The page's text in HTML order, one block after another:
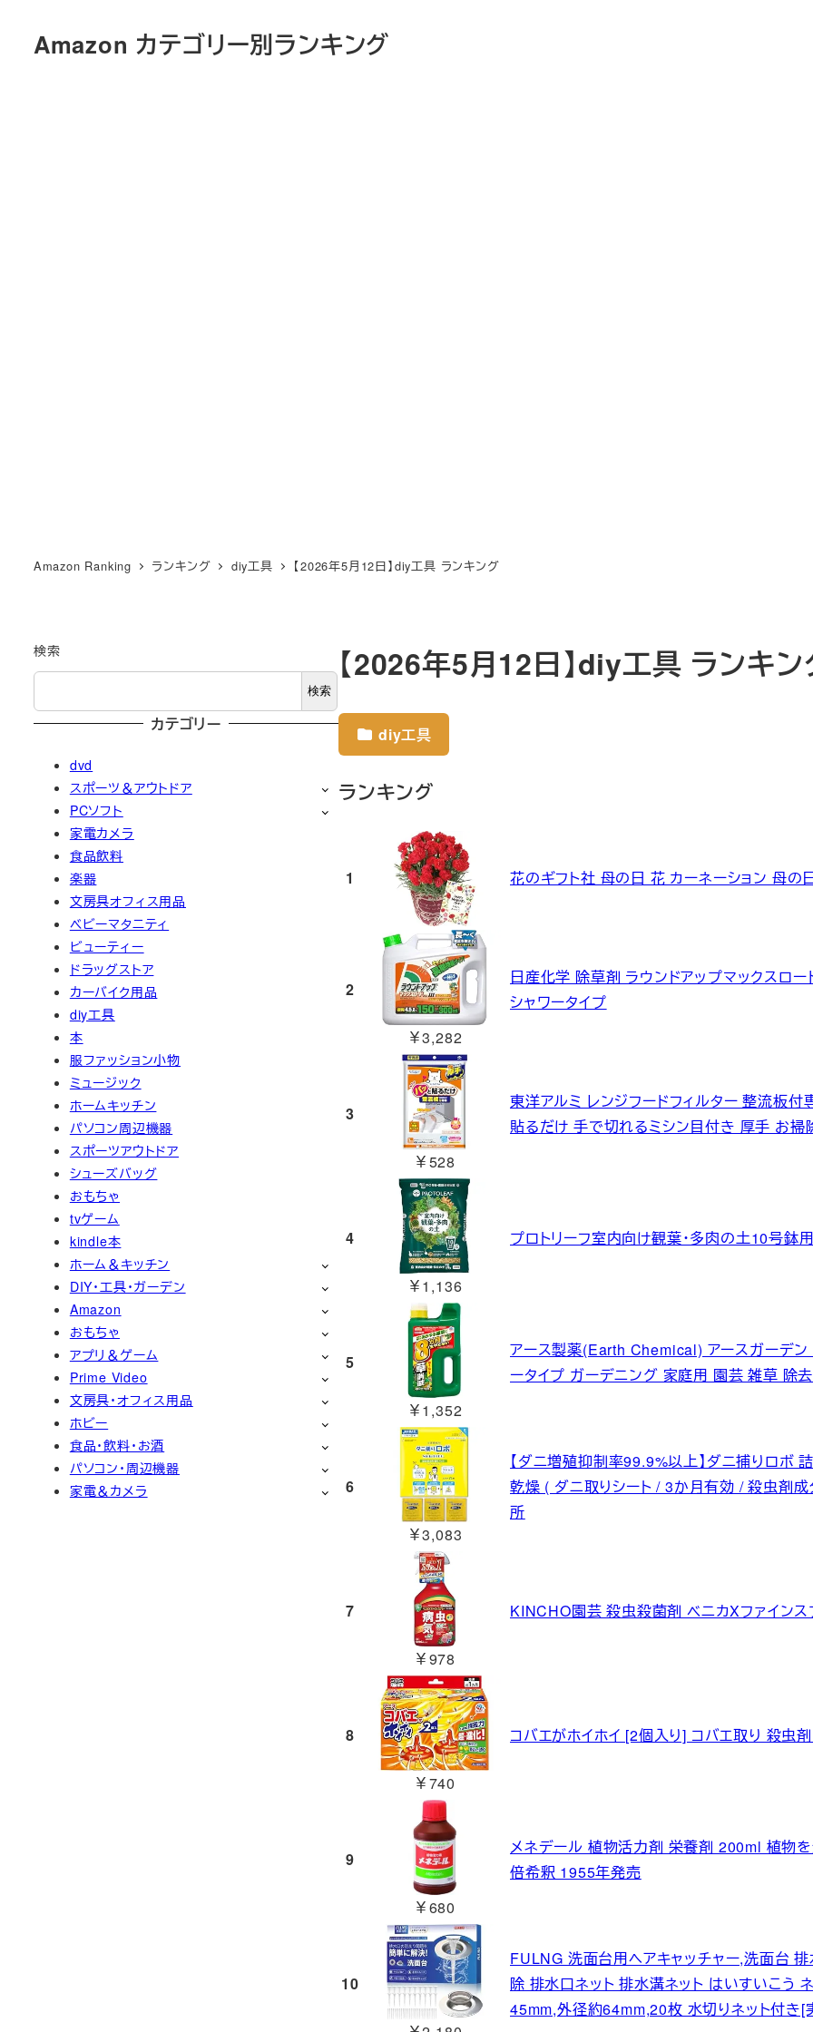
Amazon カテゴリー別ランキング
Amazon Ranking ランキング diy工具 【2026年5月12日】diy工具 ランキング
【2026年5月12日】diy工具 ランキン
diy工具
ランキング
1 花のギフト社 母の日 花 カーネーション 母の
2
￥3,282
日産化学 除草剤 ラウンドアップマックスロ
シャワータイプ
3
￥528
東洋アルミ レンジフードフィルター 整流板
貼るだけ 手で切れるミシン目付き 厚手 お
4
￥1,136
プロトリーフ室内向け観葉・多肉の土10号鉢
5
￥1,352
アース製薬(Earth Chemical) アースガーデン
ータイプ ガーデニング 家庭用 園芸 雑草 除
6
￥3,083
【ダニ増殖抑制率99.9%以上】ダニ捕りロボ
乾燥 ( ダニ取りシート / 3か月有効 / 殺虫剤
所
7
￥978
KINCHO園芸 殺虫殺菌剤 ベニカXファイン
8
￥740
コバエがホイホイ [2個入り] コバエ取り 殺虫
9
￥680
メネデール 植物活力剤 栄養剤 200ml 植物
倍希釈 1955年発売
10
FULNG 洗面台用ヘアキャッチャー,洗面台
除 排水口ネット 排水溝ネット はいすいこう
45mm,外径約64mm,20枚 水切りネット付き
検索
検索
カテゴリー
dvd
スポーツ＆アウトドア
PCソフト
家電カメラ
食品飲料
楽器
文房具オフィス用品
ベビーマタニティ
ビューティー
ドラッグストア
カーバイク用品
diy工具
本
服ファッション小物
ミュージック
ホームキッチン
パソコン周辺機器
スポーツアウトドア
シューズバッグ
おもちゃ
tvゲーム
kindle本
ホーム＆キッチン
DIY・工具・ガーデン
Amazon
おもちゃ
アプリ＆ゲーム
Prime Video
文房具・オフィス用品
ホビー
食品・飲料・お酒
パソコン・周辺機器
家電＆カメラ